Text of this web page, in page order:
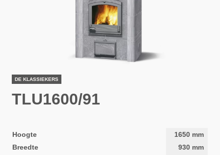
DE KLASSIEKERS
TLU1600/91
Hoogte 1650 mm
Breedte
930 mm